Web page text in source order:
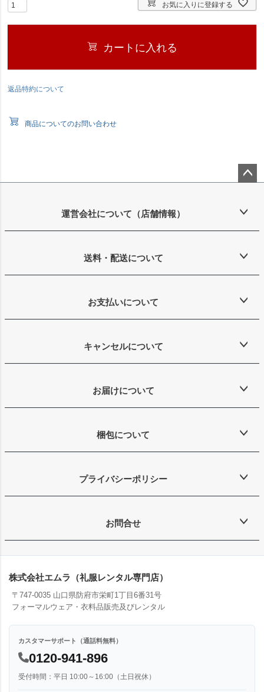
お気に入りに登録する
カートに入れる
返品特約について
商品についてのお問い合わせ
ップ
運営会社について（店舗情報）
送料・配送について
お支払いについて
キャンセルについて
お届けについて
梱包について
プライバシーポリシー
お問合せ
株式会社エムラ（礼服レンタル専門店）
〒747-0035 山口県防府市栄町1丁目6番31号
フォーマルウェア・衣料品販売及びレンタル
カスタマーサポート（通話料無料）
0120-941-896
受付時間：平日 10:00～16:00（土日祝休）